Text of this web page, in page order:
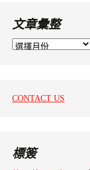
文章彙整
文
CONTACT US
標簽